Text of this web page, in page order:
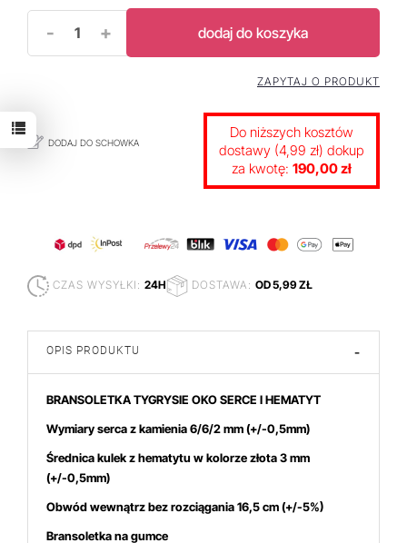
- + dodaj do koszyka
DODAJ DO SCHOWKA
ZAPYTAJ O PRODUKT
Do niższych kosztów
dostawy (4,99 zł) dokup
za kwotę: 190,00 zł
CZAS WYSYŁKI: 24H DOSTAWA: OD 5,99 ZŁ
OPIS PRODUKTU -
BRANSOLETKA TYGRYSIE OKO SERCE I HEMATYT
Wymiary serca z kamienia 6/6/2mm (+/-0,5mm)
Średnica kulek z hematytu w kolorze złota 3 mm
(+/-0,5mm)
Obwód wewnątrz bez rozciągania 16,5 cm (+/-5%)
Bransoletka na gumce